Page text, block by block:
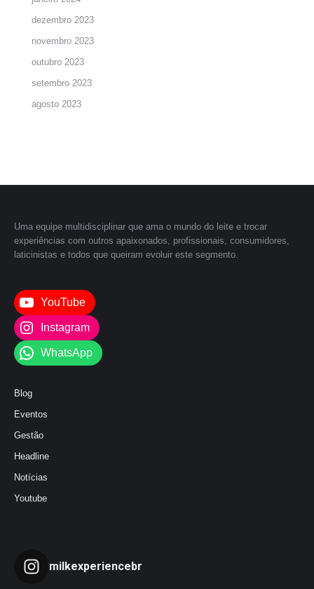
dezembro 2023
novembro 2023
outubro 2023
setembro 2023
agosto 2023
Uma equipe multidisciplinar que ama o mundo do leite e trocar
experiências com outros apaixonados, profissionais, consumidores,
laticinistas e todos que queiram evoluir este segmento.
YouTube
Instagram
WhatsApp
Blog
Eventos
Gestão
Headline
Notícias
Youtube
milkexperiencebr